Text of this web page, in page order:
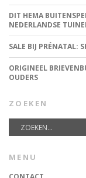
DIT HEMA
NEDERLANDSE
SALE BIJ PRÉNATAL:
ORIGINEEL
OUDERS
ZOEKEN
MENU